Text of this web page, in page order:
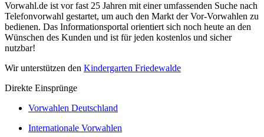
Vorwahl.de ist vor fast 25 Jahren mit einer umfassenden Suche nach
Telefonvorwahl gestartet, um auch den Markt der Vor-Vorwahlen zu
bedienen. Das Informationsportal orientiert sich noch heute an den
Wünschen des Kunden und ist für jeden kostenlos und sicher
nutzbar!
Wir unterstützen den Kindergarten Friedewalde
Direkte Einsprünge
Vorwahlen Deutschland
Internationale Vorwahlen